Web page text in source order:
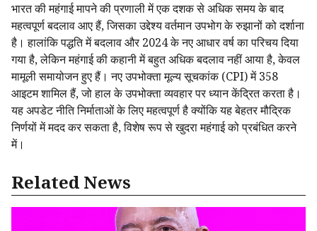
भारत की महंगाई मापने की प्रणाली में एक दशक से अधिक समय के बाद
महत्वपूर्ण बदलाव आए हैं, जिसका उद्देश्य वर्तमान उपभोग के रुझानों को दर्शाना
है। हालांकि पद्धति में बदलाव और 2024 के नए आधार वर्ष का परिचय दिया
गया है, लेकिन महंगाई की कहानी में बहुत अधिक बदलाव नहीं आया है, केवल
मामूली समायोजन हुए हैं। नए उपभोक्ता मूल्य सूचकांक (CPI) में 358
आइटम शामिल हैं, जो हाल के उपभोक्ता व्यवहार पर ध्यान केंद्रित करता है।
यह अपडेट नीति निर्माताओं के लिए महत्वपूर्ण है क्योंकि यह बेहतर मौद्रिक
निर्णयों में मदद कर सकता है, विशेष रूप से खुदरा महंगाई को प्रबंधित करने
में।
Related News